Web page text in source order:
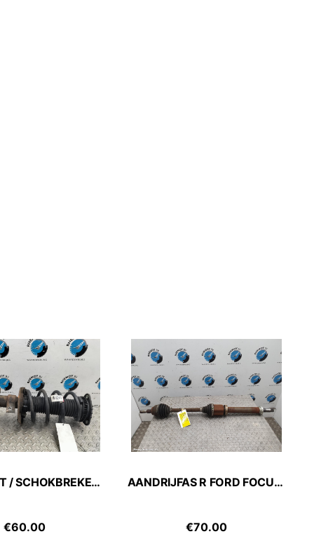
VEERPOOT / SCHOKBREKER RV FORD FOCUS C MAX 2015
€60.00
AANDRIJFAS R FORD FOCUS C MAX 2015
€70.00